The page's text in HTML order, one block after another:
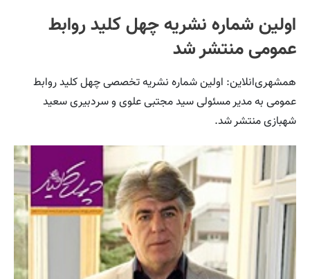
اولین شماره نشریه چهل کلید روابط
عمومی منتشر شد
همشهری‌انلاین: اولین شماره نشریه تخصصی چهل کلید روابط
عمومی به مدیر مسئولی سید مجتبی علوی و سردبیری سعید
شهبازی منتشر شد.